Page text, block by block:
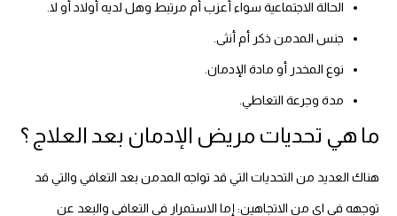
الحالة الاجتماعية سواء أعزب أم مرتبط وهل لديه أولاد أو لا.
جنس المدمن ذكر أم أنثى.
نوع المخدر أو مادة الإدمان.
مدة وجرعة التعاطي.
ما هي تحديات مريض الإدمان بعد العلاج ؟
هناك العديد من التحديات التي قد تواجه المدمن بعد التعافي والتي قد
توجهه في اي من الاتجاهين: إما الاستمرار في التعافي والبعد عن